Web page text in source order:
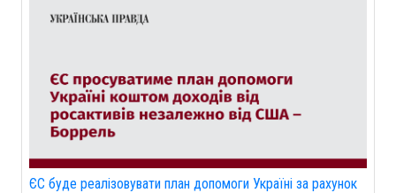
ЄС буде реалізовувати план допомоги Україні за рахунок